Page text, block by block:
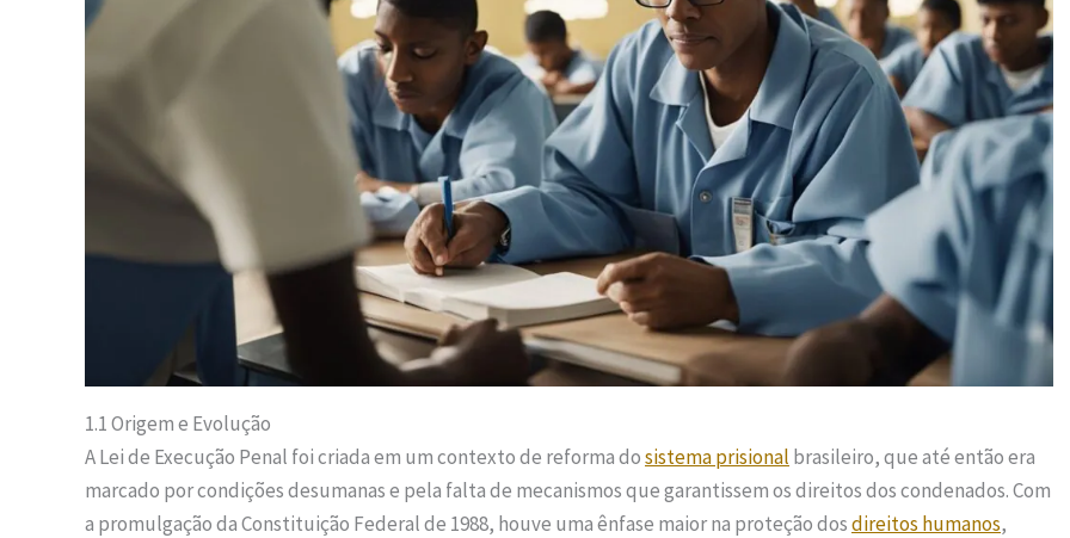
1.1 Origem e Evolução
A Lei de Execução Penal foi criada em um contexto de reforma dosistema prisional brasileiro, que até então era
marcado por condições desumanas e pela falta de mecanismos que garantissem os direitos dos condenados. Com
a promulgação da Constituição Federal de 1988, houve uma ênfase maior na proteção dosdireitos humanos,